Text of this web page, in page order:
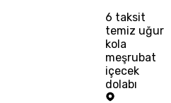
6 taksit
temiz uğur
kola
meşrubat
içecek
dolabı